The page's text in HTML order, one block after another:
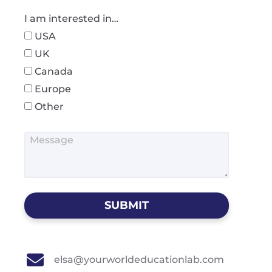
I am interested in…
USA
UK
Canada
Europe
Other
SUBMIT
elsa@yourworldeducationlab.com ​